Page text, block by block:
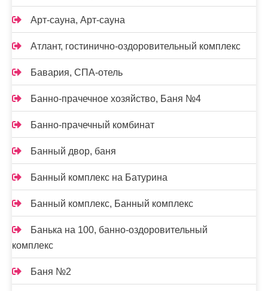
Арт-сауна, Арт-сауна
Атлант, гостинично-оздоровительный комплекс
Бавария, СПА-отель
Банно-прачечное хозяйство, Баня №4
Банно-прачечный комбинат
Банный двор, баня
Банный комплекс на Батурина
Банный комплекс, Банный комплекс
Банька на 100, банно-оздоровительный
комплекс
Баня №2